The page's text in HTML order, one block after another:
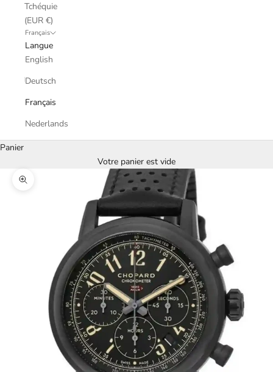
Tchéquie
(EUR €)
Français
Langue
English
Deutsch
Français
Nederlands
Panier
Votre panier est vide
Zoomer sur l'image